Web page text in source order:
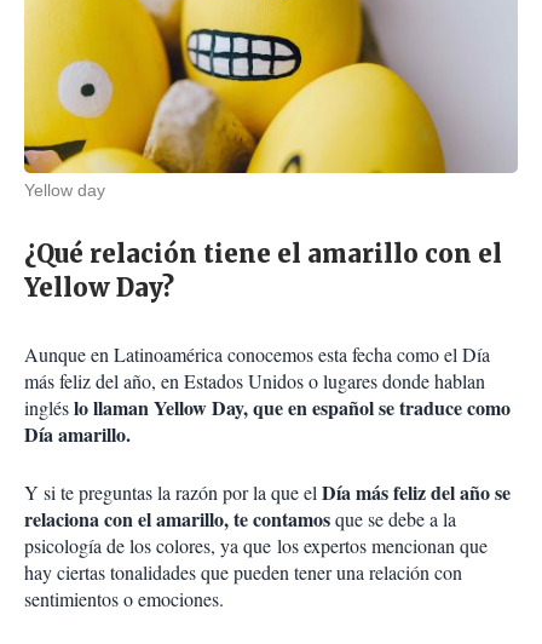
Yellow day
¿Qué relación tiene el amarillo con el
Yellow Day?
Aunque en Latinoamérica conocemos esta fecha como el Día
más feliz del año, en Estados Unidos o lugares donde hablan
ingléslo llaman Yellow Day, que en español se traduce como
Día amarillo.
Y si te preguntas la razón por la que elDía más feliz del año se
relaciona con el amarillo, te contamosque se debe a la
psicología de los colores, ya que los expertos mencionan que
hay ciertas tonalidades que pueden tener una relación con
sentimientos o emociones.